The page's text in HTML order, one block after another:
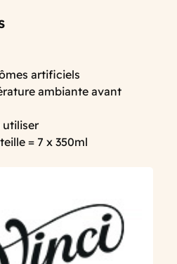
artificiels
ambiante avant
utiliser
= 7 x 350ml